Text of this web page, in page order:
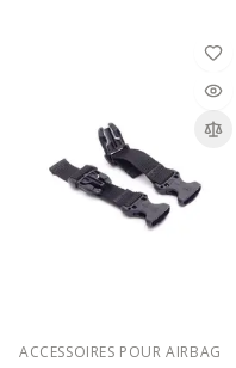
ACCESSOIRES POUR AIRBAG